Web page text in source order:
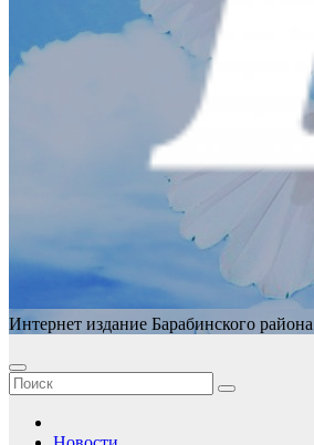
Интернет издание Барабинского района